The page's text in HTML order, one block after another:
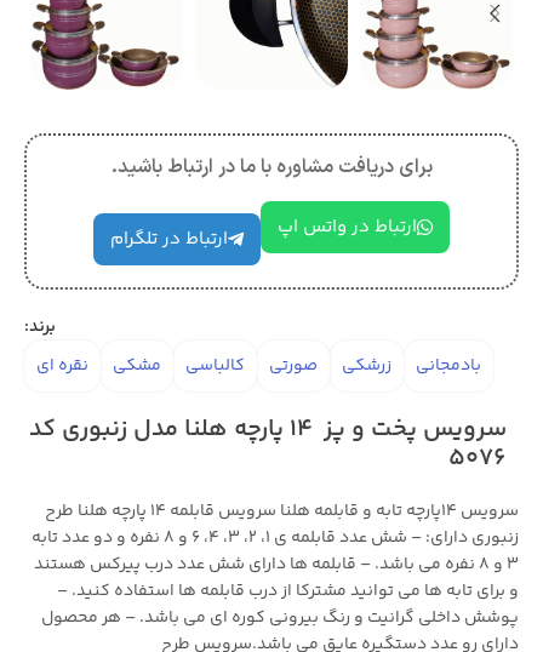
برای دریافت مشاوره با ما در ارتباط باشید.
ارتباط در واتس اپ ارتباط در تلگرام
برند:
بادمجانی
زرشکی صورتی کالباسی مشکی نقره ای
سرویس پخت و پز 14 پارچه هلنا مدل زنبوری کد
5076
سرویس 14پارچه تابه و قابلمه هلنا سرویس قابلمه 14 پارچه هلنا طرح
زنبوری دارای: – شش عدد قابلمه ی 1، 2، 3، 4، 6 و 8 نفره و دو عدد تابه
3 و 8 نفره می باشد. – قابلمه ها دارای شش عدد درب پیرکس هستند
و برای تابه ها می توانید مشترکا از درب قابلمه ها استفاده کنید. –
پوشش داخلی گرانیت و رنگ بیرونی کوره ای می باشد. – هر محصول
دارای رو عدد دستگیره عایق می باشد.سرویس طرح